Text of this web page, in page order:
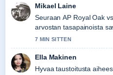
Mikael Laine
Seuraan AP Royal Oak
arvostan tasapainoista
7 MIN SITTEN
Ella Makinen
Hyvaa taustoitusta